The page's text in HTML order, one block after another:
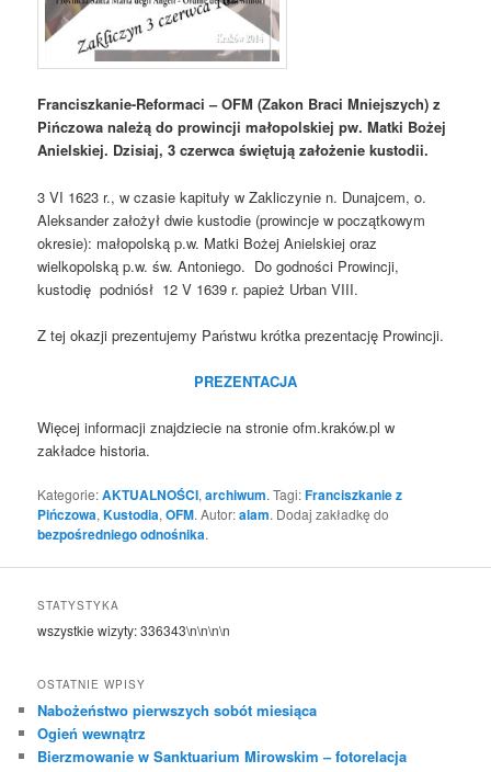
Franciszkanie-Reformaci – OFM (Zakon Braci Mniejszych) z
Pińczowa należą do prowincji małopolskiej pw. Matki Bożej
Anielskiej. Dzisiaj, 3 czerwca świętują założenie kustodii.
3 VI 1623 r., w czasie kapituły w Zakliczynie n. Dunajcem, o.
Aleksander założył dwie kustodie (prowincje w początkowym
okresie): małopolską p.w. Matki Bożej Anielskiej oraz
wielkopolską p.w. św. Antoniego. Do godności Prowincji,
kustodię podniósł 12 V 1639 r. papież Urban VIII.
Z tej okazji prezentujemy Państwu krótka prezentację Prowincji.
PREZENTACJA
Więcej informacji znajdziecie na stronie ofm.kraków.pl w
zakładce historia.
Kategorie:AKTUALNOŚCI,archiwum. Tagi:Franciszkanie z
Pińczowa,Kustodia,OFM. Autor:alam. Dodaj zakładkę do
bezpośredniego odnośnika.
STATYSTYKA
wszystkie wizyty:336343\n\n\n\n
OSTATNIE WPISY
Nabożeństwo pierwszych sobót miesiąca
Ogień wewnątrz
Bierzmowanie w Sanktuarium Mirowskim – fotorelacja